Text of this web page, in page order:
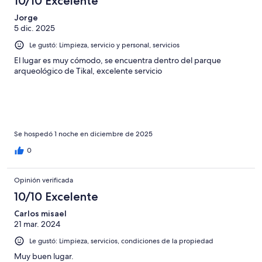
opiniones
opiniones
de
234
opiniones
Jorge
5 dic. 2025
Le gustó: Limpieza, servicio y personal, servicios
El lugar es muy cómodo, se encuentra dentro del parque
arqueológico de Tikal, excelente servicio
Se hospedó 1 noche en diciembre de 2025
0
Opinión verificada
10/10 Excelente
Carlos misael
21 mar. 2024
Le gustó: Limpieza, servicios, condiciones de la propiedad
Muy buen lugar.